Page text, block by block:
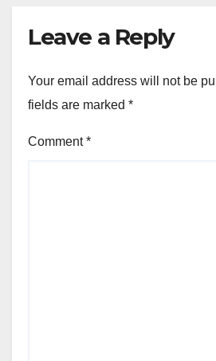
Leave a Reply
Your email address will not be
fields are marked *
Comment*